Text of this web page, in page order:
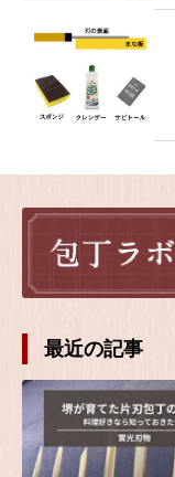
最近の記事